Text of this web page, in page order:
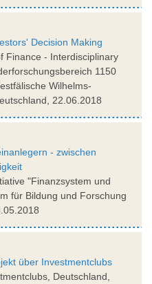
Decision Making
Finance - Interdisciplinary
1150
Wilhelms-
22.06.2018
- zwischen
"Finanzsystem und
für Bildung und Forschung
über Investmentclubs
Deutschland,